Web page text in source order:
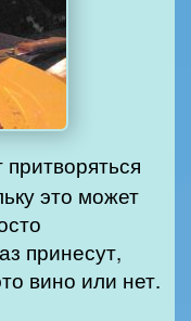
это может
принесут,
вино или нет.